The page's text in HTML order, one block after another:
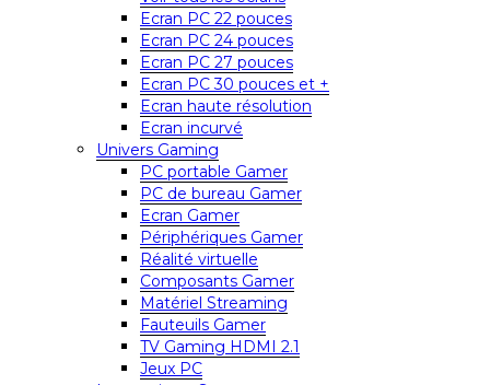
Ecran PC 22 pouces
Ecran PC 24 pouces
Ecran PC 27 pouces
Ecran PC 30 pouces et +
Ecran haute résolution
Ecran incurvé
Univers Gaming
PC portable Gamer
PC de bureau Gamer
Ecran Gamer
Périphériques Gamer
Réalité virtuelle
Composants Gamer
Matériel Streaming
Fauteuils Gamer
TV Gaming HDMI 2.1
Jeux PC